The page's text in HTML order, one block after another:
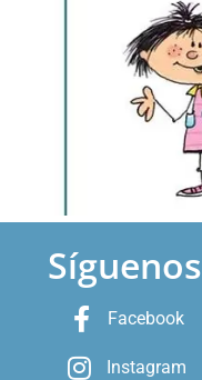
Síguenos
Facebook
Instagram